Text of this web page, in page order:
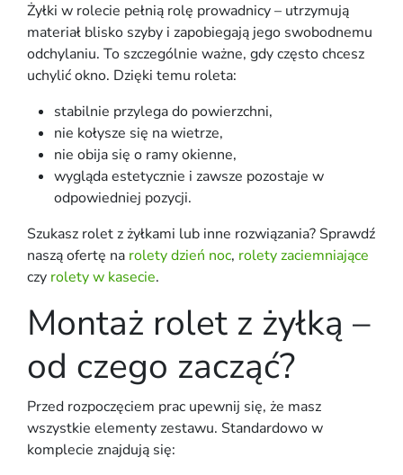
Żyłki w rolecie pełnią rolę prowadnicy– utrzymują
materiał blisko szyby i zapobiegają jego swobodnemu
odchylaniu. To szczególnie ważne, gdy często chcesz
uchylićokno. Dzięki temu roleta:
stabilnie przylega do powierzchni,
nie kołysze się na wietrze,
nie obija się o ramy okienne,
wygląda estetycznie i zawsze pozostaje w
odpowiedniej pozycji.
Szukasz rolet z żyłkami lub inne rozwiązania? Sprawdź
naszą ofertę na rolety dzień noc, rolety zaciemniające
czy rolety w kasecie.
Montaż rolet z żyłką –
od czego zacząć?
Przed rozpoczęciem prac upewnij się, że masz
wszystkie elementy zestawu. Standardowo w
komplecie znajdują się: